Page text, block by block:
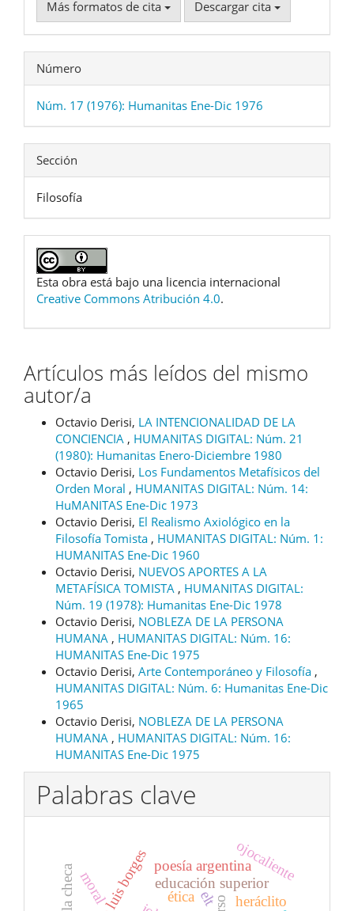
Más formatos de cita Descargar cita
Número
Núm. 17 (1976): Humanitas Ene-Dic 1976
Sección
Filosofía
Esta obra está bajo una licencia internacional
Creative Commons Atribución 4.0.
Artículos más leídos del mismo
autor/a
Octavio Derisi, LA INTENCIONALIDAD DE LA
CONCIENCIA , HUMANITAS DIGITAL: Núm. 21
(1980): Humanitas Enero-Diciembre 1980
Octavio Derisi, Los Fundamentos Metafísicos del
Orden Moral , HUMANITAS DIGITAL: Núm. 14:
HuMANITAS Ene-Dic 1973
Octavio Derisi, El Realismo Axiológico en la
Filosofía Tomista , HUMANITAS DIGITAL: Núm. 1:
HUMANITAS Ene-Dic 1960
Octavio Derisi, NUEVOS APORTES A LA
METAFÍSICA TOMISTA , HUMANITAS DIGITAL:
Núm. 19 (1978): Humanitas Ene-Dic 1978
Octavio Derisi, NOBLEZA DE LA PERSONA
HUMANA , HUMANITAS DIGITAL: Núm. 16:
HUMANITAS Ene-Dic 1975
Octavio Derisi, Arte Contemporáneo y Filosofía ,
HUMANITAS DIGITAL: Núm. 6: Humanitas Ene-Dic
1965
Octavio Derisi, NOBLEZA DE LA PERSONA
HUMANA , HUMANITAS DIGITAL: Núm. 16:
HUMANITAS Ene-Dic 1975
Palabras clave
educación superior
heráclito
poesía argentina
ética
moral elt
ojocaliente